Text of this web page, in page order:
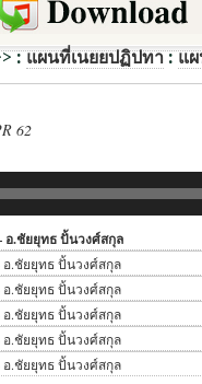
:แผนที่เนยยปฏิปทา:แ
62
.ชัยยุทธ ปั้นวงศ์สกุล
.ชัยยุทธ ปั้นวงศ์สกุล
.ชัยยุทธ ปั้นวงศ์สกุล
.ชัยยุทธ ปั้นวงศ์สกุล
.ชัยยุทธ ปั้นวงศ์สกุล
.ชัยยุทธ ปั้นวงศ์สกุล